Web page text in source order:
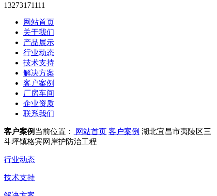
13273171111
网站首页
关于我们
产品展示
行业动态
技术支持
解决方案
客户案例
厂房车间
企业资质
联系我们
客户案例 当前位置： 网站首页 客户案例 湖北宜昌市夷陵区三
斗坪镇格宾网岸护防治工程
行业动态
技术支持